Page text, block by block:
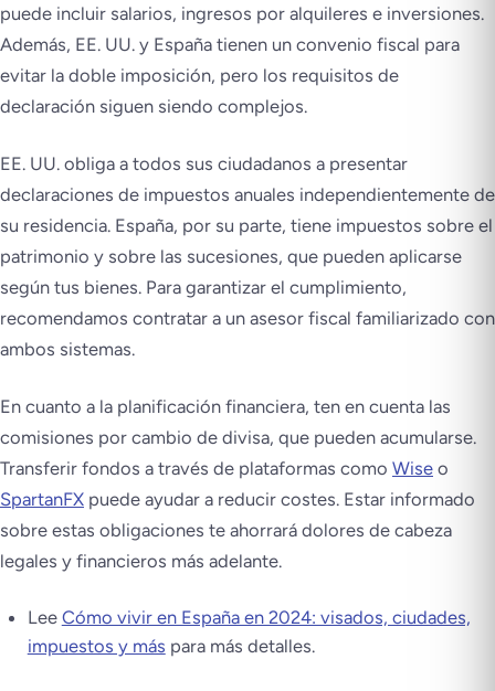
puede incluir salarios, ingresos por alquileres e inversiones.
Además, EE. UU. y España tienen un convenio fiscal para
evitar la doble imposición, pero los requisitos de
declaración siguen siendo complejos.
EE. UU. obliga a todos sus ciudadanos a presentar
declaraciones de impuestos anuales independientemente de
su residencia. España, por su parte, tiene impuestos sobre el
patrimonio y sobre las sucesiones, que pueden aplicarse
según tus bienes. Para garantizar el cumplimiento,
recomendamos contratar a un asesor fiscal familiarizado con
ambos sistemas.
En cuanto a la planificación financiera, ten en cuenta las
comisiones por cambio de divisa, que pueden acumularse.
Transferir fondos a través de plataformas como Wise o
SpartanFX puede ayudar a reducir costes. Estar informado
sobre estas obligaciones te ahorrará dolores de cabeza
legales y financieros más adelante.
Lee Cómo vivir en España en 2024: visados, ciudades,
impuestos y más para más detalles.